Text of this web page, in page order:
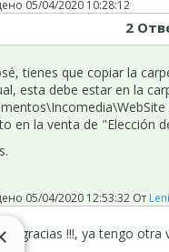
05/04/2020 10:28:12
2
tienes que copiar la
esta debe estar en la
en la venta de "Elección
05/04/2020 12:53:32 От
gracias !!!, ya tengo